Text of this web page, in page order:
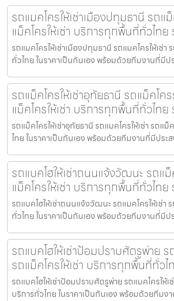
รถแมคโครให้เช่าเมืองปทุมธานี รถแ
แม็คโครให้เช่า บริการทุกพื้นที่ทั่วไทย
รถแมคโครให้เช่าเมืองปทุมธานี รถแมคโครให้เช่า
ทั่วไทย ในราคาเป็นกันเอง พร้อมด้วยทีมงานที่มีป
รถแม็คโครให้เช่าอุทัยธานี รถแม็คโค
แม็คโครให้เช่า บริการทุกพื้นที่ทั่วไทย
รถแม็คโครให้เช่าอุทัยธานี รถแมคโครให้เช่า รถแ
ไทย ในราคาเป็นกันเอง พร้อมด้วยทีมงานที่มีปร
รถแบคโฮให้เช่าถนนแจ้งวัฒนะ รถแ
แม็คโครให้เช่า บริการทุกพื้นที่ทั่วไทย
รถแบคโฮให้เช่าถนนแจ้งวัฒนะ รถแมคโครให้เช่า
ทั่วไทย ในราคาเป็นกันเอง พร้อมด้วยทีมงานที่มี
รถแบคโฮให้เช่าป้อมปราบศัตรูพ่าย
รถแม็คโครให้เช่า บริการทุกพื้นที่ทั่วไ
รถแบคโฮให้เช่าป้อมปราบศัตรูพ่าย รถแมคโครให้เ
บริการทั่วไทย ในราคาเป็นกันเอง พร้อมด้วยทีมง